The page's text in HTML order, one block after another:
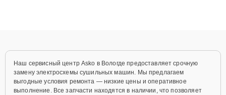
Наш сервисный центр Asko в Вологде предоставляет срочную
замену электросхемы сушильных машин. Мы предлагаем
выгодные условия ремонта — низкие цены и оперативное
выполнение. Все запчасти находятся в наличии, что позволяет